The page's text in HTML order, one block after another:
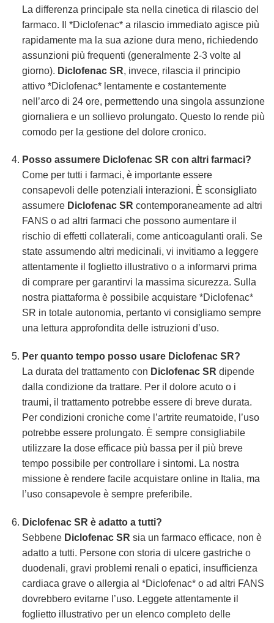
La differenza principale sta nella cinetica di rilascio del
farmaco. Il *Diclofenac* a rilascio immediato agisce più
rapidamente ma la sua azione dura meno, richiedendo
assunzioni più frequenti (generalmente 2-3 volte al
giorno). Diclofenac SR, invece, rilascia il principio
attivo *Diclofenac* lentamente e costantemente
nell’arco di 24 ore, permettendo una singola assunzione
giornaliera e un sollievo prolungato. Questo lo rende più
comodo per la gestione del dolore cronico.
Posso assumere Diclofenac SR con altri farmaci?
Come per tutti i farmaci, è importante essere
consapevoli delle potenziali interazioni. È sconsigliato
assumere Diclofenac SR contemporaneamente ad altri
FANS o ad altri farmaci che possono aumentare il
rischio di effetti collaterali, come anticoagulanti orali. Se
state assumendo altri medicinali, vi invitiamo a leggere
attentamente il foglietto illustrativo o a informarvi prima
di comprare per garantirvi la massima sicurezza. Sulla
nostra piattaforma è possibile acquistare *Diclofenac*
SR in totale autonomia, pertanto vi consigliamo sempre
una lettura approfondita delle istruzioni d’uso.
Per quanto tempo posso usare Diclofenac SR?
La durata del trattamento con Diclofenac SR dipende
dalla condizione da trattare. Per il dolore acuto o i
traumi, il trattamento potrebbe essere di breve durata.
Per condizioni croniche come l’artrite reumatoide, l’uso
potrebbe essere prolungato. È sempre consigliabile
utilizzare la dose efficace più bassa per il più breve
tempo possibile per controllare i sintomi. La nostra
missione è rendere facile acquistare online in Italia, ma
l’uso consapevole è sempre preferibile.
Diclofenac SR è adatto a tutti?
Sebbene Diclofenac SR sia un farmaco efficace, non è
adatto a tutti. Persone con storia di ulcere gastriche o
duodenali, gravi problemi renali o epatici, insufficienza
cardiaca grave o allergia al *Diclofenac* o ad altri FANS
dovrebbero evitarne l’uso. Leggete attentamente il
foglietto illustrativo per un elenco completo delle